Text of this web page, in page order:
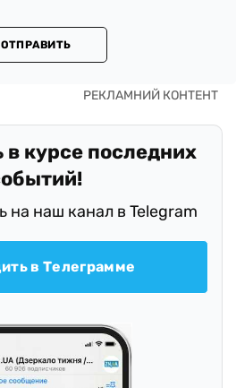
ОТПРАВИТЬ
в курсе последних
на наш канал в Telegram
в Телеграмме